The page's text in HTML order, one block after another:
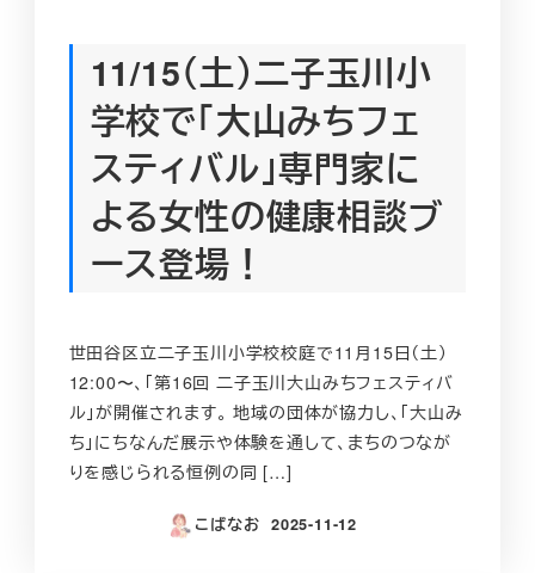
11/15（土）二子玉川小
学校で「大山みちフェ
スティバル」専門家に
よる女性の健康相談ブ
ース登場！
世田谷区立二子玉川小学校校庭で11月15日（土）
12:00〜、「第16回 二子玉川大山みちフェスティバ
ル」が開催されます。 地域の団体が協力し、「大山み
ち」にちなんだ展示や体験を通して、まちのつなが
りを感じられる恒例の同 […]
こばなお
投稿日
2025-11-12